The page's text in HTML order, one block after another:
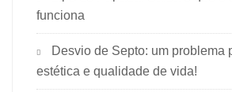
funciona
Desvio de Septo: um problema
estética e qualidade de vida!